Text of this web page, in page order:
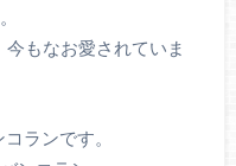
もなお愛されていま
ランです。